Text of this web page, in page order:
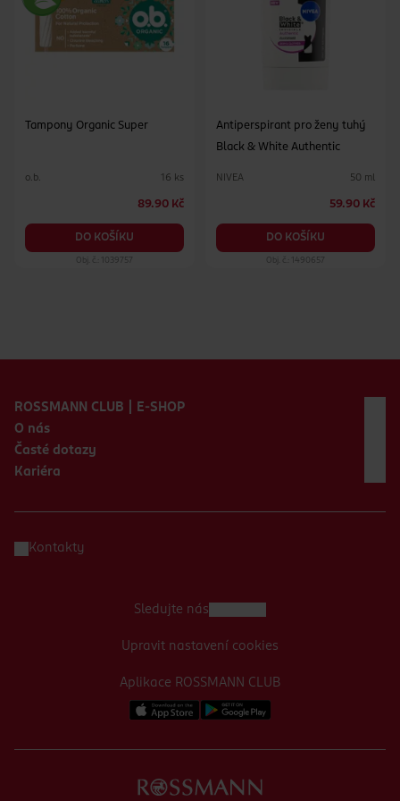
Tampony Organic Super
o.b. 16 ks
89.90 Kč
DO KOŠÍKU
Obj. č.: 1039757
Antiperspirant pro ženy tuhý
Black & White Authentic
NIVEA 50 ml
59.90 Kč
DO KOŠÍKU
Obj. č.: 1490657
ROSSMANN CLUB | E-SHOP
O nás
Časté dotazy
Kariéra
Kontakty
Aplikace ROSSMANN CLUB
Sledujte nás
Upravit nastavení cookies